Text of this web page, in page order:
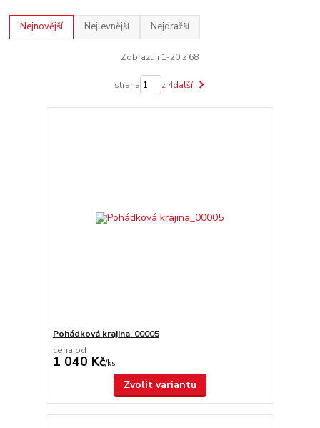
Nejnovější Nejlevnější Nejdražší
Zobrazuji 1-20 z 68
strana z 4další
Pohádková krajina_00005
cena od
1 040 Kč/ks
Zvolit variantu